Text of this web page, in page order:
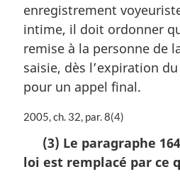
i
n
a
l
e
:
enregistrement
intime, il doit ordonner
remise à la personne de
saisie, dès l’expiration
pour un appel final.
N
e
2005, ch. 32, par. 8(4)
(3) Le paragraphe
loi est remplacé par ce